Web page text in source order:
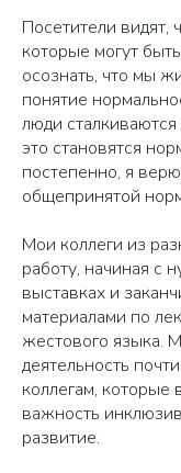
Посетители видят,
которые могут
осознать, что мы
понятие
люди
это становятся
постепенно, я
общепринятой
Мои коллеги из
работу, начиная с
выставках и
материалами по
жестового языка.
деятельность
коллегам, которые
важность
развитие.